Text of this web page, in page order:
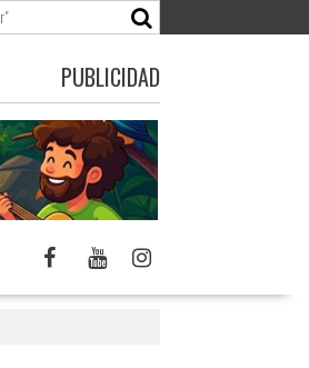
PUBLICIDAD